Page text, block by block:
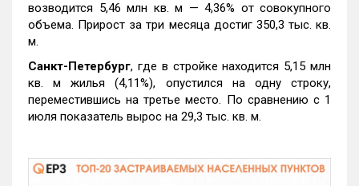
возводится 5,46 млн кв. м — 4,36% от совокупного
объема. Прирост за три месяца достиг 350,3 тыс. кв.
м.
Санкт-Петербург, где в стройке находится 5,15 млн
кв. м жилья (4,11%), опустился на одну строку,
переместившись на третье место. По сравнению с 1
июля показатель вырос на 29,3 тыс. кв. м.